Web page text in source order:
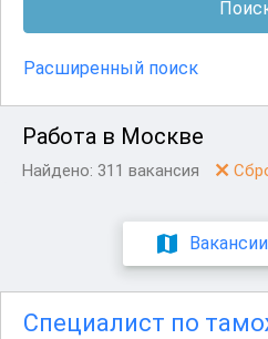
Расширенный поиск
Работа в Москве
Найдено: 311 вакансия
Специалист по